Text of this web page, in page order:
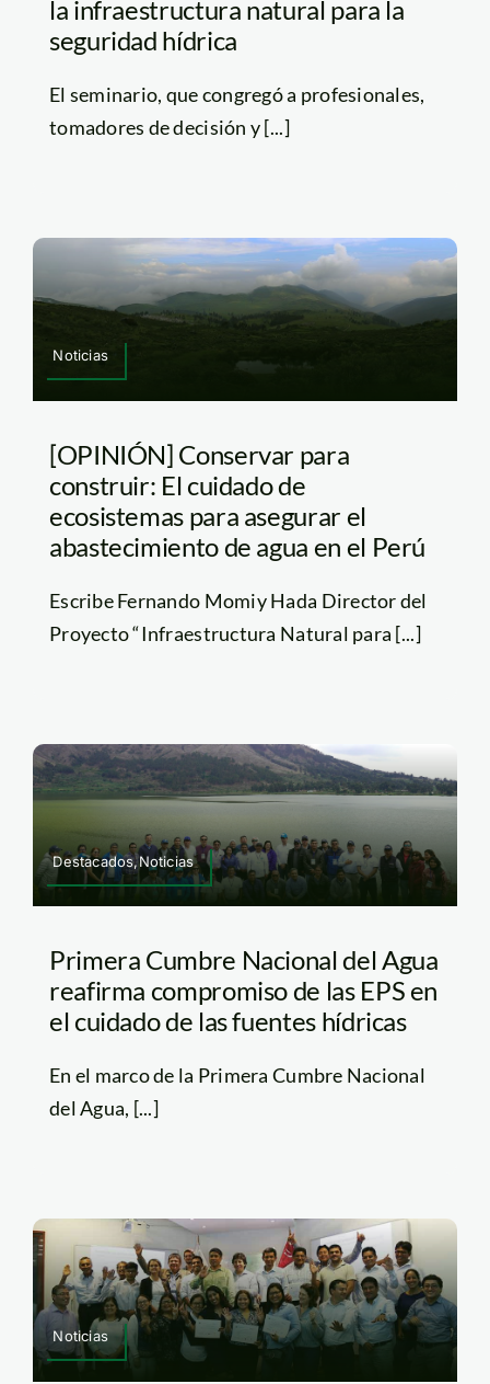
la infraestructura natural para la
seguridad hídrica
El seminario, que congregó a profesionales,
tomadores de decisión y [...]
Noticias
[OPINIÓN] Conservar para
construir: El cuidado de
ecosistemas para asegurar el
abastecimiento de agua en el Perú
Escribe Fernando Momiy Hada Director del
Proyecto “Infraestructura Natural para [...]
Destacados,Noticias
Primera Cumbre Nacional del Agua
reafirma compromiso de las EPS en
el cuidado de las fuentes hídricas
En el marco de la Primera Cumbre Nacional
del Agua, [...]
Noticias